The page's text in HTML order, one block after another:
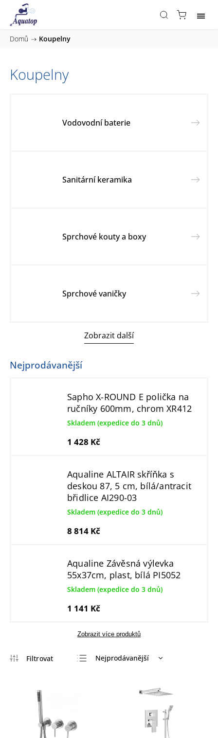
Domů / Koupelny
Koupelny
Vodovodní baterie
Sanitární keramika
Sprchové kouty a boxy
Sprchové vaničky
Zobrazit další
Nejprodávanější
Sapho X-ROUND E polička na
ručníky 600mm, chrom XR412
Skladem (expedice do 3 dnů)
1 428 Kč
Aqualine ALTAIR skříňka s
deskou 87, 5 cm, bílá/antracit
břidlice AI290-03
Skladem (expedice do 3 dnů)
8 814 Kč
Aqualine Závěsná výlevka
55x37cm, plast, bílá PI5052
Skladem (expedice do 3 dnů)
1 141 Kč
Zobrazit více produktů
Nejprodávanější